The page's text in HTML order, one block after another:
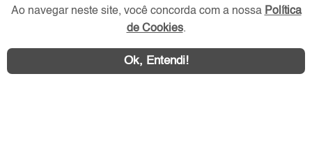
Ao navegar neste site, você concorda com a nossa Política
de Cookies.
Ok, Entendi!